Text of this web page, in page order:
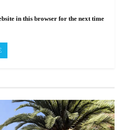
in this browser for the next time